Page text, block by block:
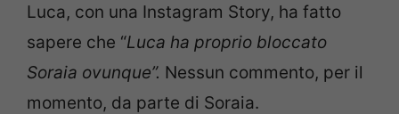
Luca, con una Instagram Story, ha fatto
sapere che “Luca ha proprio bloccato
Soraia ovunque”. Nessun commento, per il
momento, da parte di Soraia.